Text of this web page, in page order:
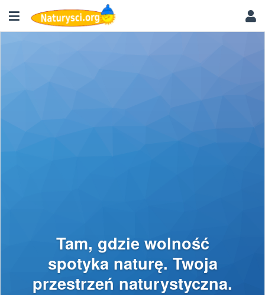
Tam, gdzie wolność
spotyka naturę. Twoja
przestrzeń naturystyczna.